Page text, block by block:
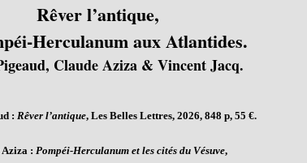
Rêver l’antique,
Herculanum aux Atlantides.
Claude Aziza & Vincent Jacq.
: Rêver l’antique, Les Belles Lettres, 2026, 848 p, 55 €.
: Pompéi-Herculanum et les cités du Vésuve,